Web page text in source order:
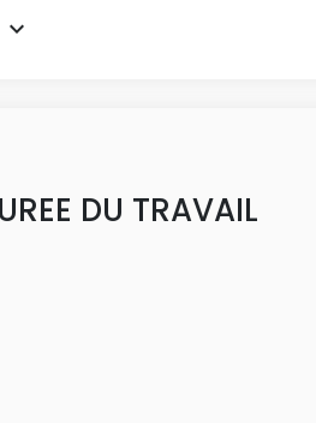
DU TRAVAIL